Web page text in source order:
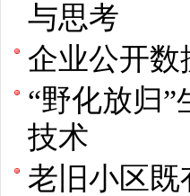
与思考
企业公开数
“野化放归
技术
老旧小区既